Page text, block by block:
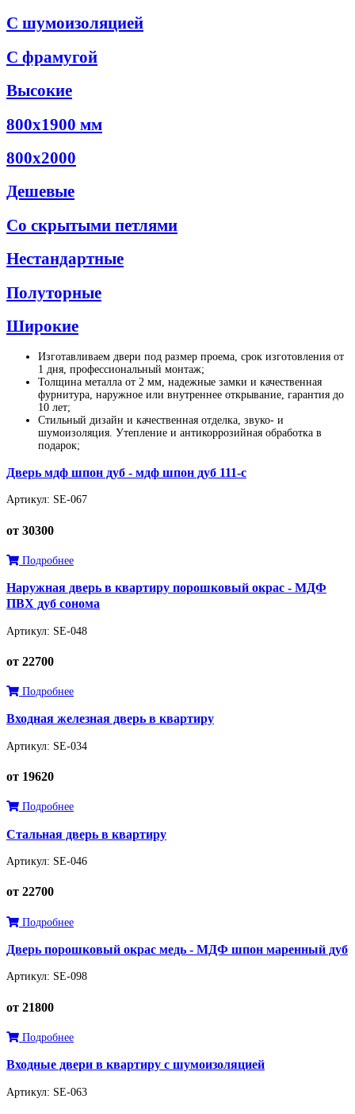
С шумоизоляцией
C фрамугой
Высокие
800x1900 мм
800х2000
Дешевые
Со скрытыми петлями
Нестандартные
Полуторные
Широкие
Изготавливаем двери под размер проема, срок изготовления от
1 дня, профессиональный монтаж;
Толщина металла от 2 мм, надежные замки и качественная
фурнитура, наружное или внутреннее открывание, гарантия до
10 лет;
Стильный дизайн и качественная отделка, звуко- и
шумоизоляция. Утепление и антикоррозийная обработка в
подарок;
Дверь мдф шпон дуб - мдф шпон дуб 111-с
Артикул: SE-067
от 30300
Подробнее
Наружная дверь в квартиру порошковый окрас - МДФ
ПВХ дуб сонома
Артикул: SE-048
от 22700
Подробнее
Входная железная дверь в квартиру
Артикул: SE-034
от 19620
Подробнее
Стальная дверь в квартиру
Артикул: SE-046
от 22700
Подробнее
Дверь порошковый окрас медь - МДФ шпон маренный дуб
Артикул: SE-098
от 21800
Подробнее
Входные двери в квартиру с шумоизоляцией
Артикул: SE-063